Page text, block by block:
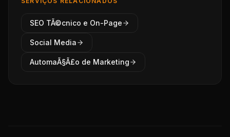
SEO TÃ©cnico e On-Page
Social Media
AutomaÃ§Ã£o de Marketing